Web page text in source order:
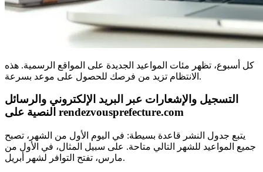
كل أسبوع، تظهر مئات المواعيد الجديدة على المواقع الرسمية. هذه
الانتظام تزيد من فرصك للحصول على موعد بسرعة.
التسجيل والإشعارات عبر البريد الإلكتروني والرسائل
النصية على rendezvousprefecture.com
يتبع جدول النشر قاعدة بسيطة: في اليوم الأول من الشهر، تصبح
جميع المواعيد للشهر التالي متاحة. على سبيل المثال، في الأول من
مارس، تفتح التوافر لشهر أبريل.